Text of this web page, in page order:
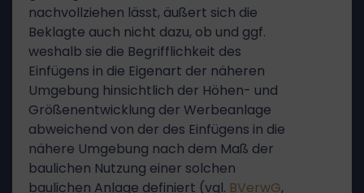
nachvollziehen lässt, äußert sich die
Beklagte auch nicht dazu, ob und ggf.
weshalb sie die Begrifflichkeit des
Einfügens in die Eigenart der näheren
Umgebung hinsichtlich der Höhen- und
Größenentwicklung der Werbeanlage
abweichend von der des Einfügens in die
nähere Umgebung nach dem Maß der
baulichen Nutzung einer solchen
baulichen Anlage definiert (vgl. BVerwG,